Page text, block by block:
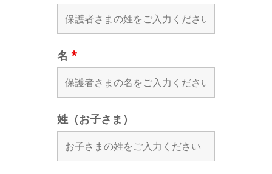
名 *
姓（お子さま）